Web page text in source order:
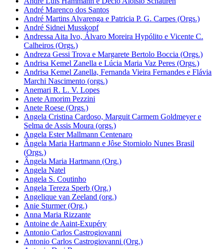
André Marenco dos Santos
André Martins Alvarenga e Patricia P. G. Carpes (Orgs.)
André Sidnei Musskopf
Andressa Aita Ivo, Álvaro Moreira Hypólito e Vicente C.
Calheiros (Orgs.)
Andreza Gessi Trova e Margarete Bertolo Boccia (Orgs.)
Andrisa Kemel Zanella e Lúcia Maria Vaz Peres (Orgs.)
Andrisa Kemel Zanella, Fernanda Vieira Fernandes e Flávia
Marchi Nascimento (orgs.)
Anemari R. L. V. Lopes
Anete Amorim Pezzini
Anete Roese (Orgs.)
Angela Cristina Cardoso, Marguit Carmem Goldmeyer e
Selma de Assis Moura (orgs.)
Angela Ester Mallmann Centenaro
Ângela Maria Hartmann e Jôse Storniolo Nunes Brasil
(Orgs.)
Ângela Maria Hartmann (Org.)
Angela Natel
Angela S. Coutinho
Angela Tereza Sperb (Org.)
Angelique van Zeeland (org.)
Anie Sturmer (Org.)
Anna Maria Rizzante
Antoine de Aaint-Exupéry
Antonio Carlos Castrogiovanni
Antonio Carlos Castrogiovanni (Org.)